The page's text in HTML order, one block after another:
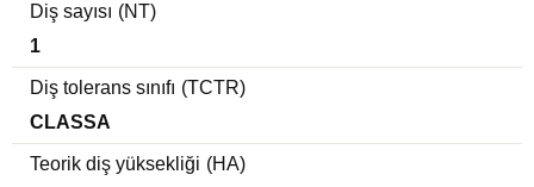
Diş sayısı (NT)
1
Diş tolerans sınıfı (TCTR)
CLASSA
Teorik diş yüksekliği (HA)